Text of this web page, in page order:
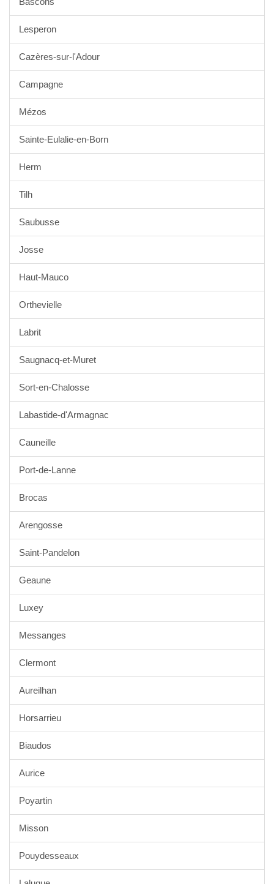
Lesperon
Cazères-sur-l'Adour
Campagne
Mézos
Sainte-Eulalie-en-Born
Herm
Tilh
Saubusse
Josse
Haut-Mauco
Orthevielle
Labrit
Saugnacq-et-Muret
Sort-en-Chalosse
Labastide-d'Armagnac
Cauneille
Port-de-Lanne
Brocas
Arengosse
Saint-Pandelon
Geaune
Luxey
Messanges
Clermont
Aureilhan
Horsarrieu
Biaudos
Aurice
Poyartin
Misson
Pouydesseaux